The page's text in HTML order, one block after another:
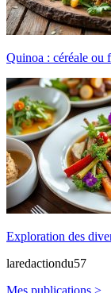
Quinoa : céréale ou
Exploration des
laredactiondu57
Mes publications >